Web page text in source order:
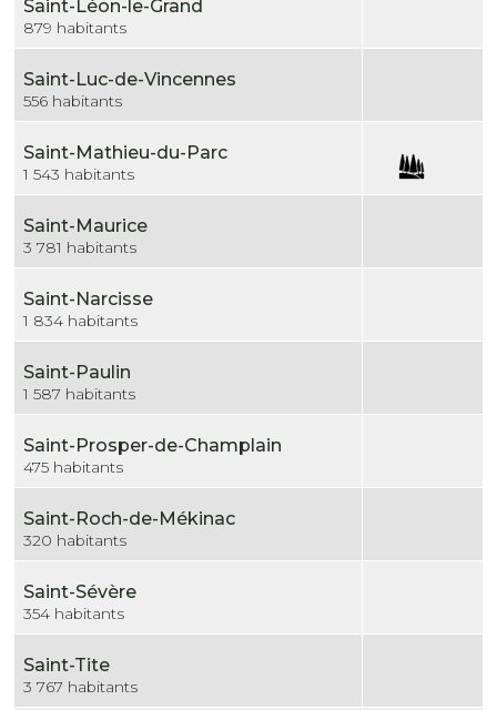
Saint-Léon-le-Grand
879 habitants
Saint-Luc-de-Vincennes
556 habitants
Saint-Mathieu-du-Parc
1 543 habitants
Saint-Maurice
3 781 habitants
Saint-Narcisse
1 834 habitants
Saint-Paulin
1 587 habitants
Saint-Prosper-de-Champlain
475 habitants
Saint-Roch-de-Mékinac
320 habitants
Saint-Sévère
354 habitants
Saint-Tite
3 767 habitants